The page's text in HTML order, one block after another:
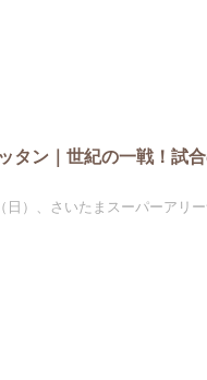
タン｜世紀の一戦！試
日）、さいたまスーパーアリ